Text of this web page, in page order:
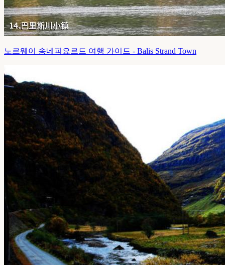
노르웨이 송네피요르드 여행 가이드 - Balis Strand Town